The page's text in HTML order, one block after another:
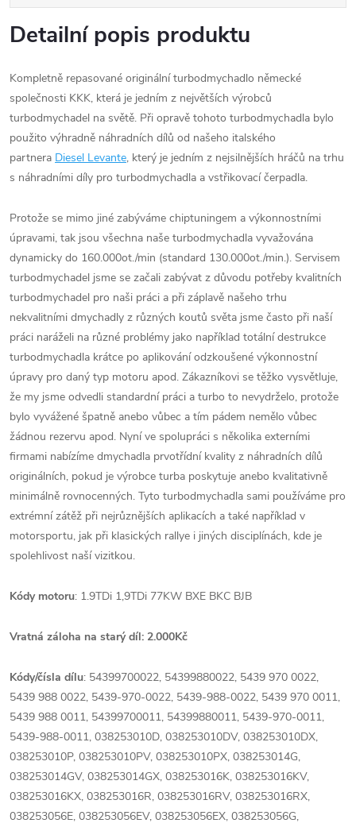
Detailní popis produktu
Kompletně repasované originální turbodmychadlo německé
společnosti KKK, která je jedním z největších výrobců
turbodmychadel na světě. Při opravě tohoto turbodmychadla bylo
použito výhradně náhradních dílů od našeho italského
partnera Diesel Levante, který je jedním z nejsilnějších hráčů na trhu
s náhradními díly pro turbodmychadla a vstřikovací čerpadla.
Protože se mimo jiné zabýváme chiptuningem a výkonnostními
úpravami, tak jsou všechna naše turbodmychadla vyvažována
dynamicky do 160.000ot./min (standard 130.000ot./min.). Servisem
turbodmychadel jsme se začali zabývat z důvodu potřeby kvalitních
turbodmychadel pro naši práci a při záplavě našeho trhu
nekvalitními dmychadly z různých koutů světa jsme často při naší
práci naráželi na různé problémy jako například totální destrukce
turbodmychadla krátce po aplikování odzkoušené výkonnostní
úpravy pro daný typ motoru apod. Zákazníkovi se těžko vysvětluje,
že my jsme odvedli standardní práci a turbo to nevydrželo, protože
bylo vyvážené špatně anebo vůbec a tím pádem nemělo vůbec
žádnou rezervu apod. Nyní ve spolupráci s několika externími
firmami nabízíme dmychadla prvotřídní kvality z náhradních dílů
originálních, pokud je výrobce turba poskytuje anebo kvalitativně
minimálně rovnocenných. Tyto turbodmychadla sami používáme pro
extrémní zátěž při nejrůznějších aplikacích a také například v
motorsportu, jak při klasických rallye i jiných disciplínách, kde je
spolehlivost naší vizitkou.
Kódy motoru: 1.9TDi 1,9TDi 77KW BXE BKC BJB
Vratná záloha na starý díl: 2.000Kč
Kódy/čísla dílu: 54399700022, 54399880022, 5439 970 0022,
5439 988 0022, 5439-970-0022, 5439-988-0022, 5439 970 0011,
5439 988 0011, 54399700011, 54399880011, 5439-970-0011,
5439-988-0011, 038253010D, 038253010DV, 038253010DX,
038253010P, 038253010PV, 038253010PX, 038253014G,
038253014GV, 038253014GX, 038253016K, 038253016KV,
038253016KX, 038253016R, 038253016RV, 038253016RX,
038253056E, 038253056EV, 038253056EX, 038253056G,